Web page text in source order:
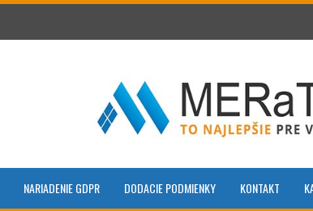
NARIADENIE GDPR DODACIE PODMIENKY KONTAKT